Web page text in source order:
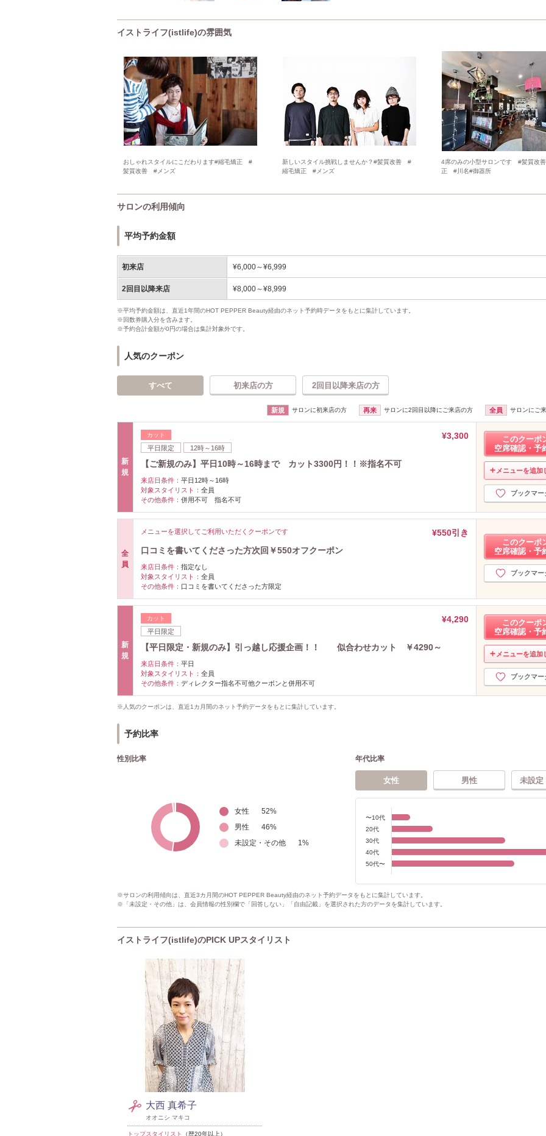
イストライフ(istlife)の雰囲気
おしゃれスタイルにこだわります#縮毛矯正 #
髪質改善 #メンズ
新しいスタイル挑戦しませんか？#髪質改善 #
縮毛矯正 #メンズ
4席のみの小型サロンです #髪質改
正 #川名#御器所
サロンの利用傾向
平均予約金額
初来店 ¥6,000～¥6,999
2回目以降来店 ¥8,000～¥8,999
※平均予約金額は、直近1年間のHOT PEPPER Beauty経由のネット予約時データをもとに集計しています。
※回数券購入分を含みます。
※予約合計金額が0円の場合は集計対象外です。
人気のクーポン
すべて 初来店の方 2回目以降来店の方
新規 サロンに初来店の方 再来 サロンに2回目以降にご来店の方 全員 サロンにご
新
規
カット
平日限定 12時～16時
¥3,300
【ご新規のみ】平日10時～16時まで カット3300円！！※指名不可
来店日条件： 平日12時～16時
対象スタイリスト： 全員
その他条件： 併用不可 指名不可
このクーポ
空席確認・予
メニューを追加
ブックマー
全
員
メニューを選択してご利用いただくクーポンです
¥550引き
口コミを書いてくださった方次回￥550オフクーポン
来店日条件： 指定なし
対象スタイリスト： 全員
その他条件： 口コミを書いてくださった方限定
このクーポ
空席確認・予
ブックマー
新
規
カット
平日限定
¥4,290
【平日限定・新規のみ】引っ越し応援企画！！ 似合わせカット ￥4290～
来店日条件： 平日
対象スタイリスト： 全員
その他条件： ディレクター指名不可他クーポンと併用不可
このクーポ
空席確認・予
メニューを追加
ブックマー
※人気のクーポンは、直近1カ月間のネット予約データをもとに集計しています。
予約比率
性別比率
女性 52%
男性
46%
未設定・その他
1%
年代比率
女性 男性 未設定
〜10代
20代
30代
40代
50代〜
※サロンの利用傾向は、直近3カ月間のHOT PEPPER Beauty経由のネット予約データをもとに集計しています。
※「未設定・その他」は、会員情報の性別欄で「回答しない」「自由記載」を選択された方のデータを集計しています。
イストライフ(istlife)のPICK UPスタイリスト
大西 真希子
オオニシ マキコ
トップスタイリスト （歴20年以上）